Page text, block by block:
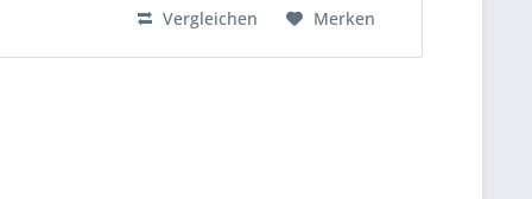
Vergleichen Merken